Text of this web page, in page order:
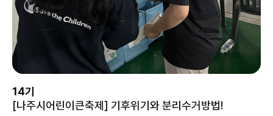
14기
[나주시어린이큰축제] 기후위기와 분리수거방법!